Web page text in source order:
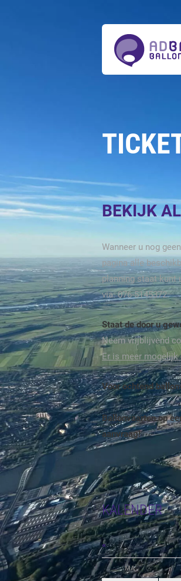
BEKIJK
Wanneer u nog
pagina alle
planning staat kunt
via: 076-5145372.
Staat de door u
Neem vrijblijvend
Er is meer mogelijk
Voor ochtend
Ballonvaarten op
aanvraag!
KALENDER
«
MA